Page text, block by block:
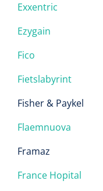
Diversen
Watten
Verbandhaakjes
Exxentric
Ezygain
Fico
Fietslabyrint
Fisher & Paykel
Flaemnuova
Framaz
France Hopital